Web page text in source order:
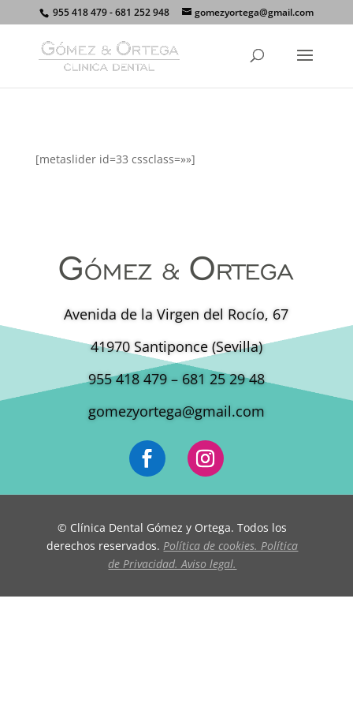
955 418 479 - 681 252 948 gomezyortega@gmail.com
[metaslider id=33 cssclass=»»]
Avenida de la Virgen del Rocío, 67
41970 Santiponce (Sevilla)
955 418 479 – 681 25 29 48
gomezyortega@gmail.com
© Clínica Dental Gómez y Ortega. Todos los
derechos reservados.Política de cookies. Política
de Privacidad. Aviso legal.